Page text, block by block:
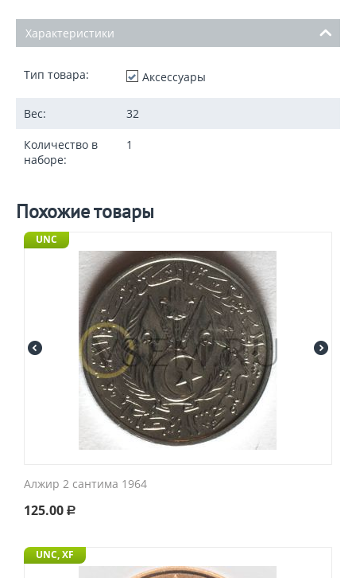
Характеристики
Тип товара: Аксессуары
Вес: 32
Количество в
наборе:
1
Похожие товары
UNC
Алжир 2 сантима 1964
125.00 Р
UNC, XF